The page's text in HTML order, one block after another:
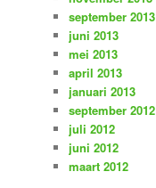
september 2013
juni 2013
mei 2013
april 2013
januari 2013
september 2012
juli 2012
juni 2012
maart 2012